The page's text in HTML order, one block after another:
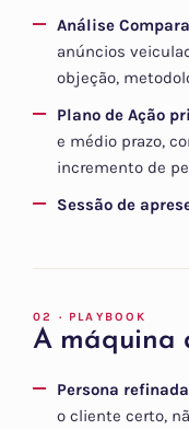
Análise
anúncios
objeção,
Plano de Ação
e médio prazo,
incremento de
Sessão de
02 · PLAYBOOK
A máquina
Persona
o cliente certo,